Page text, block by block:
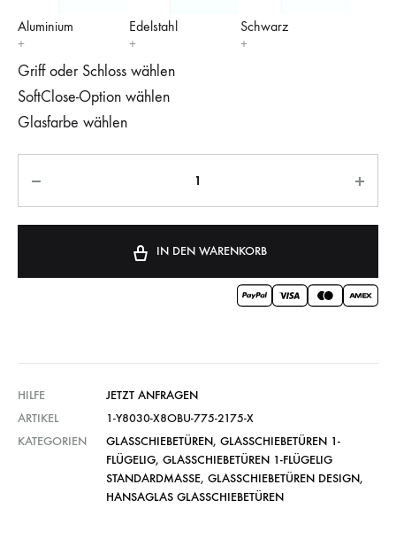
Aluminium Edelstahl Schwarz
Griff oder Schloss wählen
SoftClose-Option wählen
Glasfarbe wählen
IN DEN WARENKORB
HILFE
JETZT ANFRAGEN
ARTIKEL
1-Y8030-X8OBU-775-2175-X
KATEGORIEN
GLASSCHIEBETÜREN, GLASSCHIEBETÜREN 1-
FLÜGELIG, GLASSCHIEBETÜREN 1-FLÜGELIG
STANDARDMASSE , GLASSCHIEBETÜREN DESIGN,
HANSAGLAS GLASSCHIEBETÜREN